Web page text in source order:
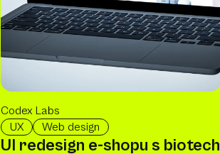
Codex Labs
UX
Web design
UI redesign e-shopu s biotech